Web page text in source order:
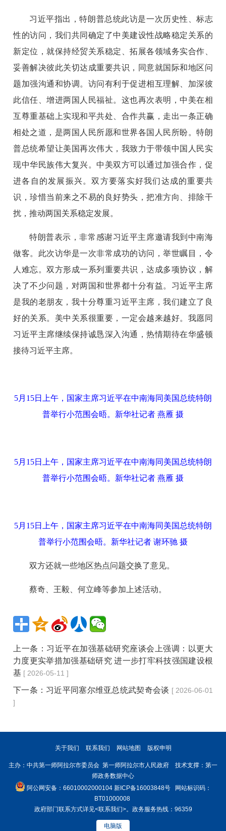
习近平指出，特朗普总统此访是一次历史性、标志
性的访问，我们共同确定了中美建设性战略稳定关系的
新定位，就保持经贸关系稳定、拓展各领域务实合作、
妥善解决彼此关切达成重要共识，同意就国际和地区问
题加强沟通和协调。访问有利于促进相互理解、加深彼
此信任、增进两国人民福祉。这也再次表明，中美在相
互尊重基础上实现和平共处、合作共赢，走出一条正确
相处之道，是两国人民所愿和世界各国人民所盼。特朗
普总统希望让美国再次伟大，我致力于带领中国人民实
现中华民族伟大复兴。中美双方可以通过加强合作，促
进各自的发展振兴。双方要落实好我们达成的重要共
识，珍惜当前来之不易的良好势头，把准方向、排除干
扰，推动两国关系稳定发展。
特朗普表示，非常感谢习近平主席邀请我到中南海
做客。此次访华是一次非常成功的访问，举世瞩目，令
人难忘。双方形成一系列重要共识，达成多项协议，解
决了不少问题，对两国和世界都十分有益。习近平主席
是我的老朋友，我十分尊重习近平主席，我们建立了良
好的关系。美中关系很重要，一定会越来越好。我愿同
习近平主席继续保持诚恳深入沟通，热情期待在华盛顿
接待习近平主席。
5月15日上午，国家主席习近平在中南海同美国总统特朗
普举行小范围会晤。新华社记者 燕雁 摄
5月15日上午，国家主席习近平在中南海同美国总统特朗
普举行小范围会晤。新华社记者 燕雁 摄
5月15日上午，国家主席习近平在中南海同美国总统特朗
普举行小范围会晤。新华社记者 谢环驰 摄
双方还就一些地区热点问题交换了意见。
蔡奇、王毅、何立峰等参加上述活动。
上一条： 习近平在加强基础研究座谈会上强调：以更大
力度更实举措加强基础研究 进一步打牢科技强国建设根
基 [ 2026-05-11 ]
下一条： 习近平同塞尔维亚总统武契奇会谈 [ 2026-06-01
]
关于我们 联系我们 网站地图 版权申明
主办：中共第一师阿拉尔市委员会 第一师阿拉尔市人民政府 技术支撑：第一
师政务数据中心
阿公网安备：66010002000104 新ICP备16003848号网站标识码：
BT01000008
政府部门联系方式详见<联系我们>。政务服务热线：96359
电脑版